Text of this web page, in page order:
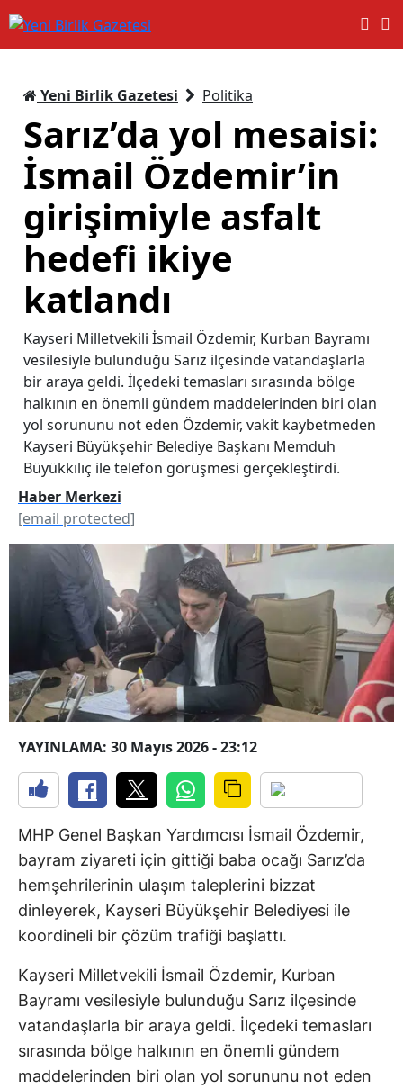
Yeni Birlik Gazetesi Politika
Sarız’da yol mesaisi:
İsmail Özdemir’in
girişimiyle asfalt
hedefi ikiye
katlandı
Kayseri Milletvekili İsmail Özdemir, Kurban Bayramı
vesilesiyle bulunduğu Sarız ilçesinde vatandaşlarla
bir araya geldi. İlçedeki temasları sırasında bölge
halkının en önemli gündem maddelerinden biri olan
yol sorununu not eden Özdemir, vakit kaybetmeden
Kayseri Büyükşehir Belediye Başkanı Memduh
Büyükkılıç ile telefon görüşmesi gerçekleştirdi.
Haber Merkezi
[email protected]
YAYINLAMA: 30 Mayıs 2026 - 23:12
MHP Genel Başkan Yardımcısı İsmail Özdemir,
bayram ziyareti için gittiği baba ocağı Sarız’da
hemşehrilerinin ulaşım taleplerini bizzat
dinleyerek, Kayseri Büyükşehir Belediyesi ile
koordineli bir çözüm trafiği başlattı.
Kayseri Milletvekili İsmail Özdemir, Kurban
Bayramı vesilesiyle bulunduğu Sarız ilçesinde
vatandaşlarla bir araya geldi. İlçedeki temasları
sırasında bölge halkının en önemli gündem
maddelerinden biri olan yol sorununu not eden